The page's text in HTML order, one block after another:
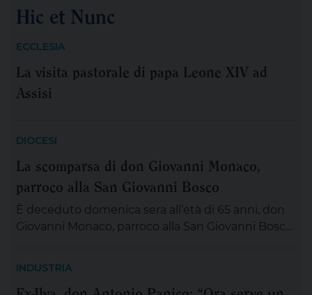
più per i Giochi del Mediterraneo che si terranno a
Hic et Nunc
ECCLESIA
La visita pastorale di papa Leone XIV ad
Assisi
DIOCESI
La scomparsa di don Giovanni Monaco,
parroco alla San Giovanni Bosco
È deceduto domenica sera all’età di 65 anni, don
Giovanni Monaco, parroco alla San Giovanni Bosco.
INDUSTRIA